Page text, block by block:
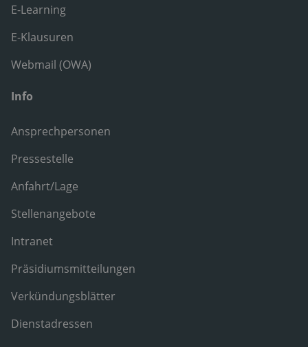
E-Learning
E-Klausuren
Webmail (OWA)
Info
Ansprechpersonen
Pressestelle
Anfahrt/Lage
Stellenangebote
Intranet
Präsidiumsmitteilungen
Verkündungsblätter
Dienstadressen